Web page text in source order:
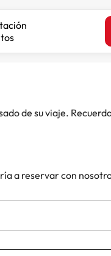
de su viaje.
a reservar con